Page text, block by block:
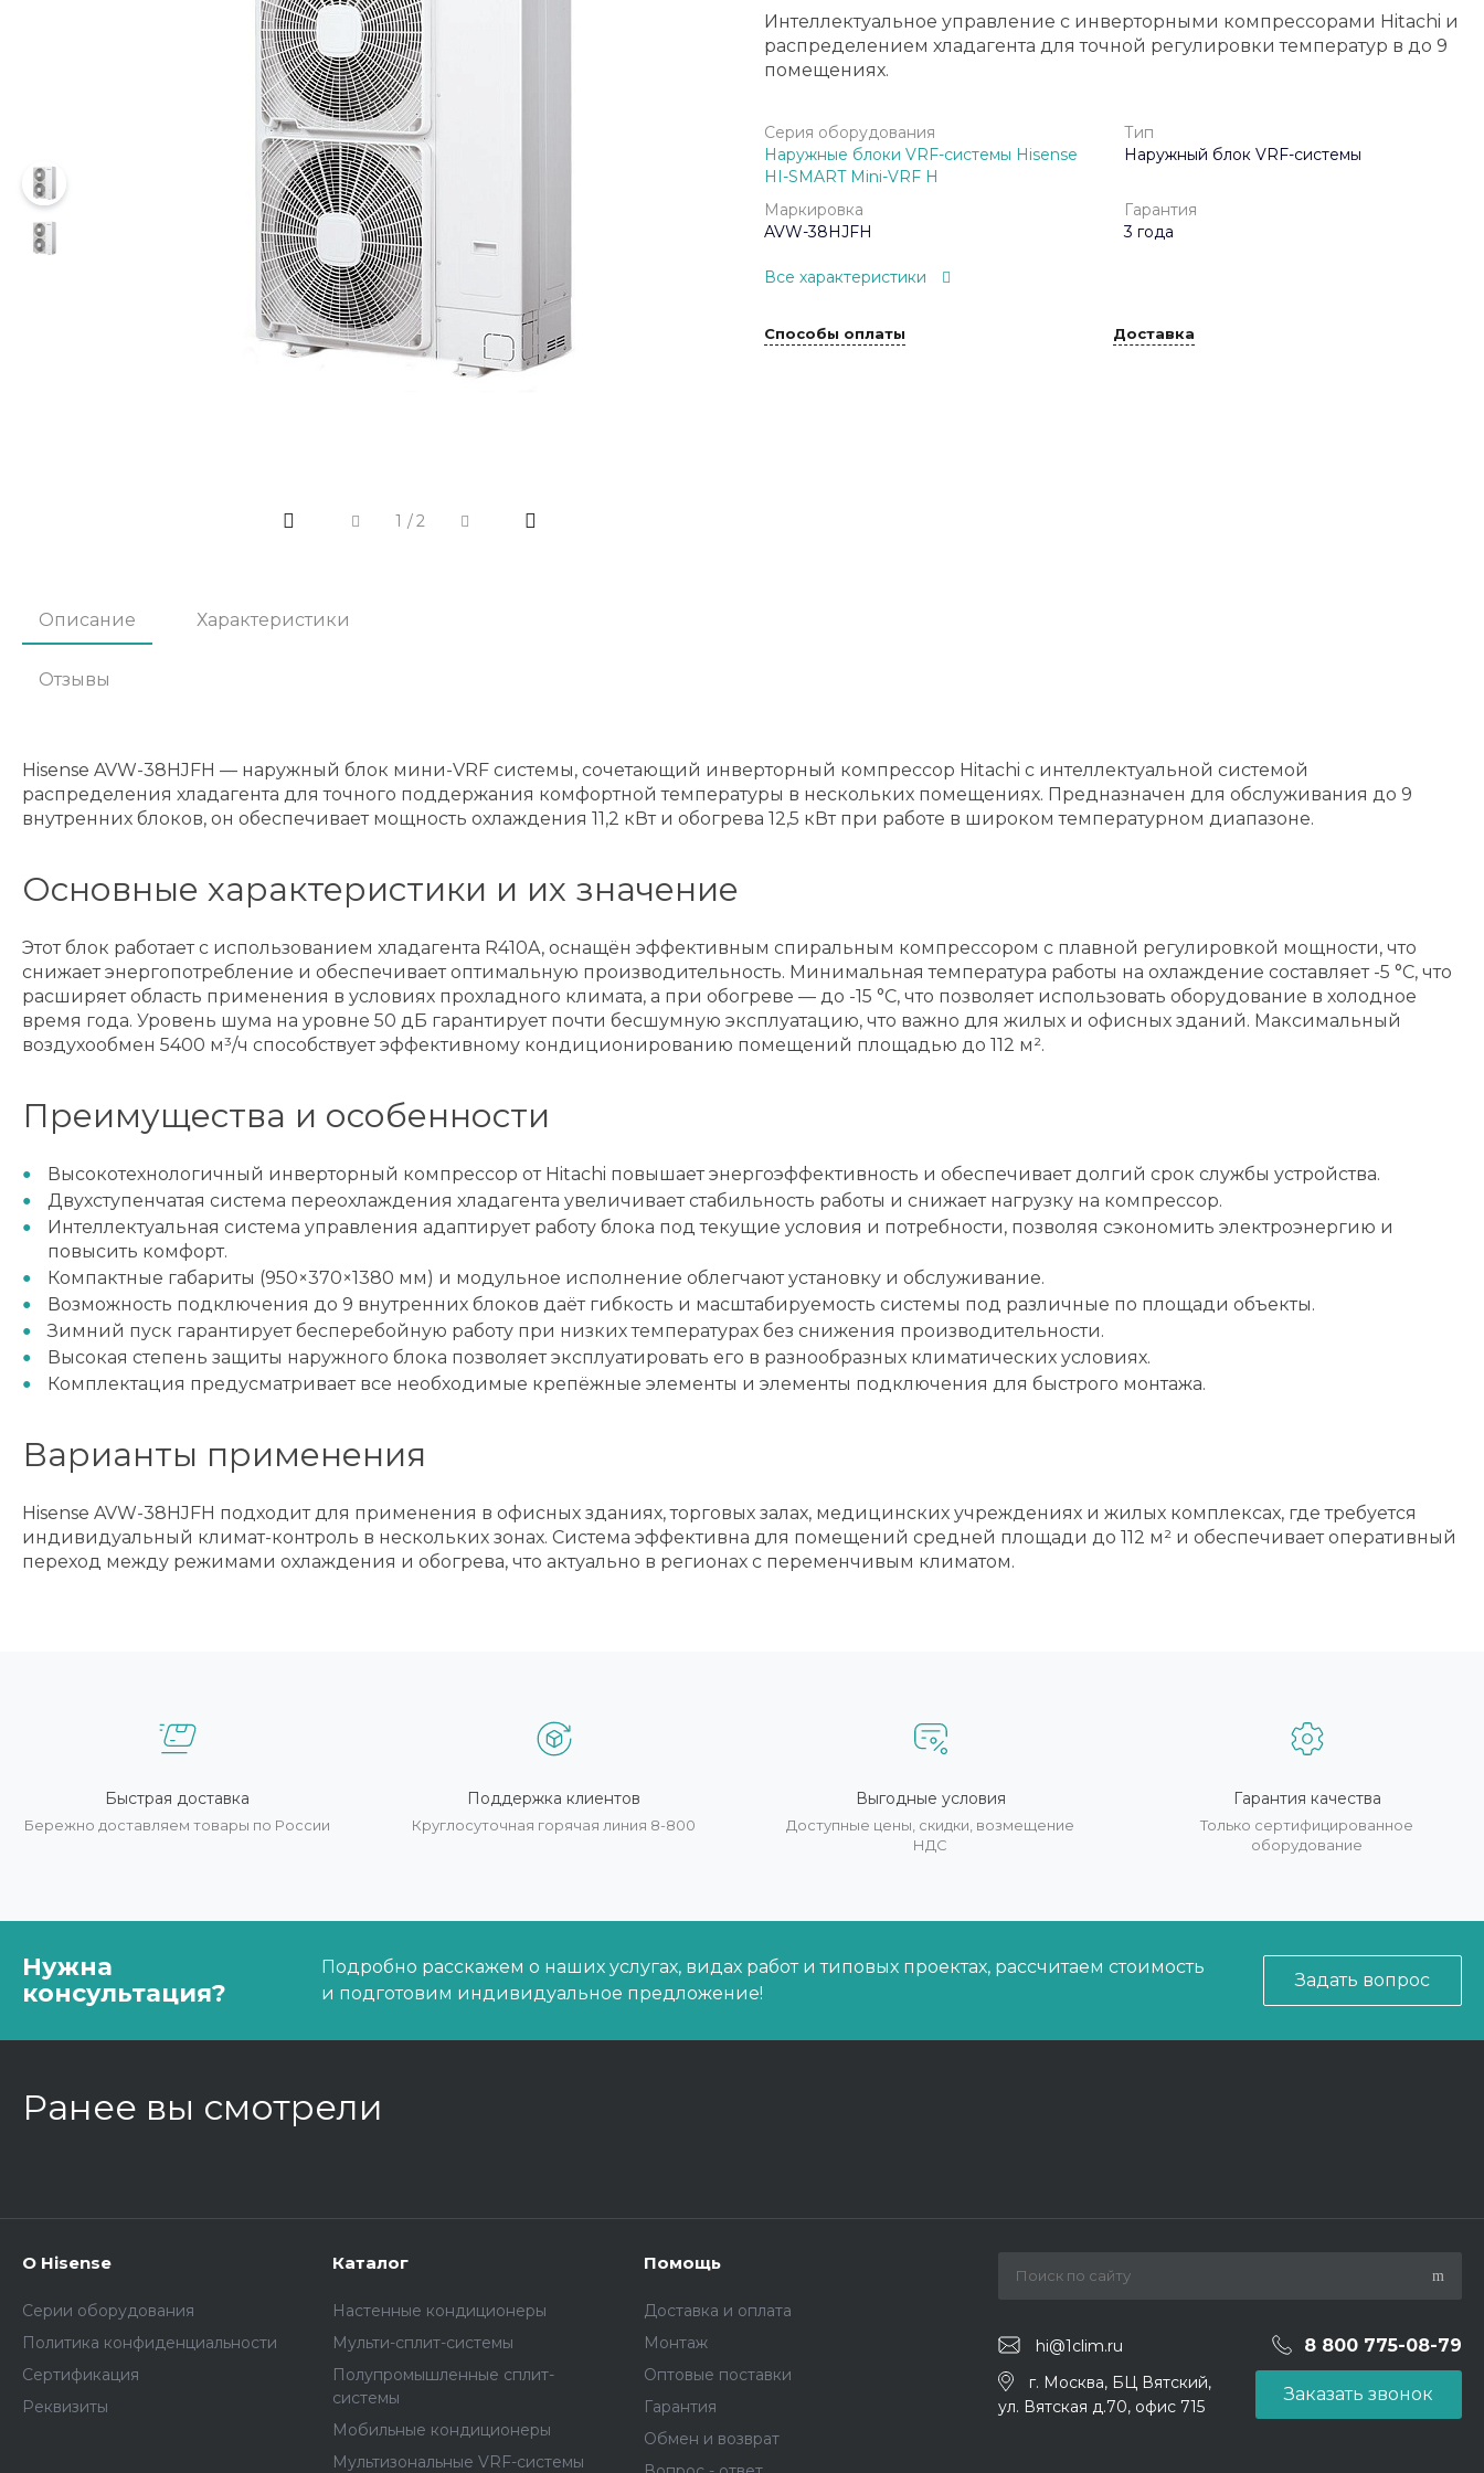
1 /2
Интеллектуальное управление с инверторными компрессорами Hitachi и
распределением хладагента для точной регулировки температур в до 9
помещениях.
Серия оборудования
Наружные блоки VRF-системы Hisense
HI-SMART Mini-VRF H
Тип
Наружный блок VRF-системы
Маркировка
AVW-38HJFH
Гарантия
3 года
Все характеристики
Способы оплаты Доставка
Описание Характеристики
Отзывы
Hisense AVW-38HJFH — наружный блок мини-VRF системы, сочетающий инверторный компрессор Hitachi с интеллектуальной системой
распределения хладагента для точного поддержания комфортной температуры в нескольких помещениях. Предназначен для обслуживания до 9
внутренних блоков, он обеспечивает мощность охлаждения 11,2 кВт и обогрева 12,5 кВт при работе в широком температурном диапазоне.
Основные характеристики и их значение
Этот блок работает с использованием хладагента R410A, оснащён эффективным спиральным компрессором с плавной регулировкой мощности, что
снижает энергопотребление и обеспечивает оптимальную производительность. Минимальная температура работы на охлаждение составляет -5 °C, что
расширяет область применения в условиях прохладного климата, а при обогреве — до -15 °C, что позволяет использовать оборудование в холодное
время года. Уровень шума на уровне 50 дБ гарантирует почти бесшумную эксплуатацию, что важно для жилых и офисных зданий. Максимальный
воздухообмен 5400 м³/ч способствует эффективному кондиционированию помещений площадью до 112 м².
Преимущества и особенности
Высокотехнологичный инверторный компрессор от Hitachi повышает энергоэффективность и обеспечивает долгий срок службы устройства.
Двухступенчатая система переохлаждения хладагента увеличивает стабильность работы и снижает нагрузку на компрессор.
Интеллектуальная система управления адаптирует работу блока под текущие условия и потребности, позволяя сэкономить электроэнергию и
повысить комфорт.
Компактные габариты (950×370×1380 мм) и модульное исполнение облегчают установку и обслуживание.
Возможность подключения до 9 внутренних блоков даёт гибкость и масштабируемость системы под различные по площади объекты.
Зимний пуск гарантирует бесперебойную работу при низких температурах без снижения производительности.
Высокая степень защиты наружного блока позволяет эксплуатировать его в разнообразных климатических условиях.
Комплектация предусматривает все необходимые крепёжные элементы и элементы подключения для быстрого монтажа.
Варианты применения
Hisense AVW-38HJFH подходит для применения в офисных зданиях, торговых залах, медицинских учреждениях и жилых комплексах, где требуется
индивидуальный климат-контроль в нескольких зонах. Система эффективна для помещений средней площади до 112 м² и обеспечивает оперативный
переход между режимами охлаждения и обогрева, что актуально в регионах с переменчивым климатом.
Быстрая доставка
Бережно доставляем товары по России
Поддержка клиентов
Круглосуточная горячая линия 8-800
Выгодные условия
Доступные цены, скидки, возмещение
НДС
Гарантия качества
Только сертифицированное
оборудование
Нужна
консультация?
Подробно расскажем о наших услугах, видах работ и типовых проектах, рассчитаем стоимость
и подготовим индивидуальное предложение!
Задать вопрос
Ранее вы смотрели
О Hisense
Серии оборудования
Политика конфиденциальности
Сертификация
Реквизиты
Каталог
Настенные кондиционеры
Мульти-сплит-системы
Полупромышленные сплит-
системы
Мобильные кондиционеры
Мультизональные VRF-системы
Помощь
Доставка и оплата
Монтаж
Оптовые поставки
Гарантия
Обмен и возврат
hi@1clim.ru 8 800 775-08-79
г. Москва, БЦ Вятский,
ул. Вятская д.70, офис 715
Заказать звонок